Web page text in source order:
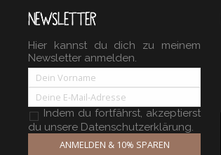
NEWSLETTER
Hier kannst du dich zu meinem
Newsletter anmelden.
Indem du fortfährst, akzeptierst
du unsere Datenschutzerklärung.
ANMELDEN & 10% SPAREN